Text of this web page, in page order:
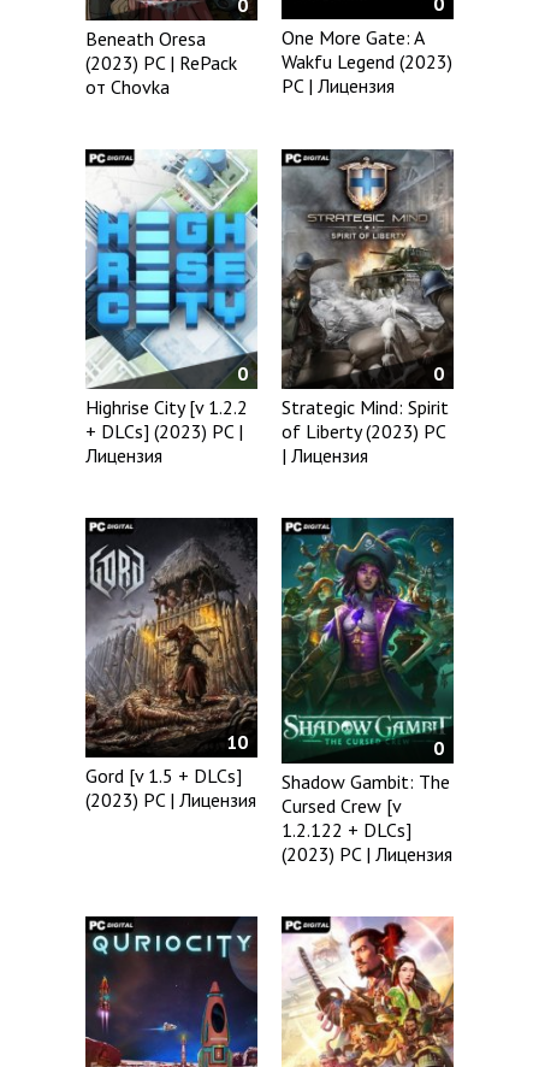
0
Beneath Oresa
(2023) PC | RePack
от Chovka
One More Gate: A
Wakfu Legend (2023)
PC | Лицензия
0
Highrise City [v 1.2.2
+ DLCs] (2023) PC |
Лицензия
0
Strategic Mind: Spirit
of Liberty (2023) PC
| Лицензия
10
Gord [v 1.5 + DLCs]
(2023) PC | Лицензия
0
Shadow Gambit: The
Cursed Crew [v
1.2.122 + DLCs]
(2023) PC | Лицензия